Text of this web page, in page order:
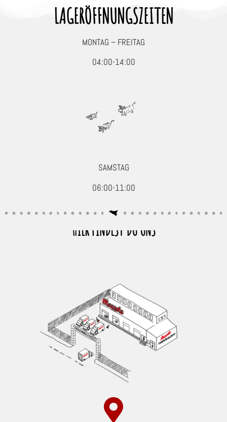
LAGERÖFFNUNGSZEITEN
MONTAG – FREITAG
04:00-14:00
SAMSTAG
06:00-11:00
HIER FINDEST DU UNS